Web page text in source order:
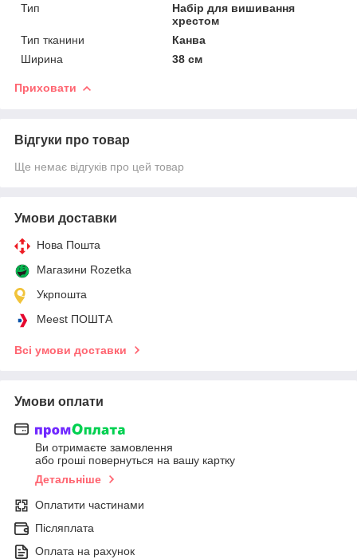
Тип
Набір для вишивання
хрестом
Тип тканини
Канва
Ширина
38 см
Приховати
Відгуки про товар
Ще немає відгуків про цей товар
Умови доставки
Нова Пошта
Магазини Rozetka
Укрпошта
Meest ПОШТА
Всі умови доставки
Умови оплати
Ви отримаєте замовлення
або гроші повернуться на вашу картку
Детальніше
Оплатити частинами
Післяплата
Оплата на рахунок